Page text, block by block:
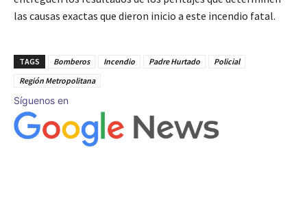
las causas exactas que dieron inicio a este incendio fatal.
TAGS Bomberos Incendio Padre Hurtado
Policial
Región Metropolitana
Síguenos en